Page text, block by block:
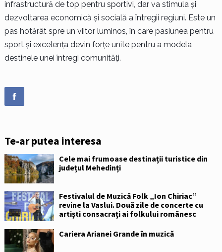
infrastructură de top pentru sportivi, dar va stimula și
dezvoltarea economică și socială a întregii regiuni. Este un
pas hotărât spre un viitor luminos, în care pasiunea pentru
sport și excelența devin forțe unite pentru a modela
destinele unei întregi comunități.
Te-ar putea interesa
Cele mai frumoase destinații turistice din
județul Mehedinți
Festivalul de Muzică Folk „Ion Chiriac”
revine la Vaslui. Două zile de concerte cu
artiști consacrați ai folkului românesc
Cariera Arianei Grande în muzică